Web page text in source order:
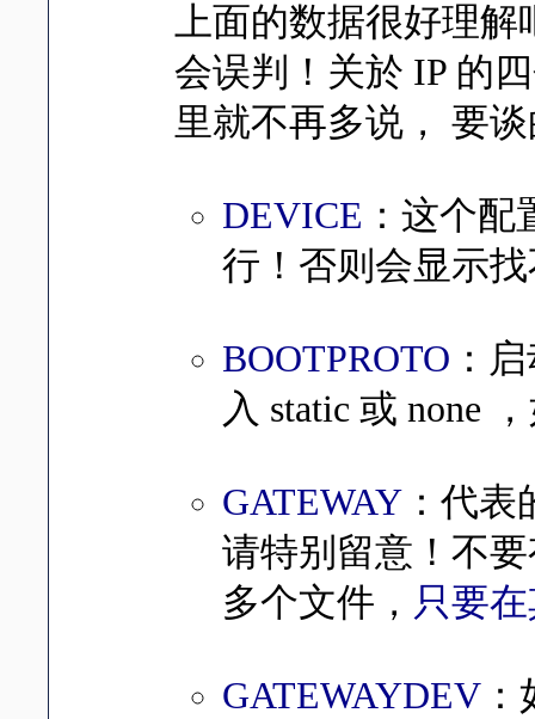
上面的数据很好理解
会误判！关於 IP 的
里就不再多说， 要
DEVICE ：这个
行！否则会显示
BOOTPROTO ：
入 static 或 none
GATEWAY ：代
请特别留意！不
多个文件， 只要
GATEWAYDEV